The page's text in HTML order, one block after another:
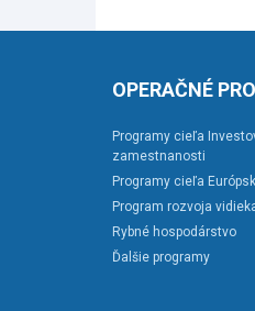
OPERAČNÉ
Programy cieľa
zamestnanosti
Programy cieľa
Program rozvoja
Rybné hospodárstvo
Ďalšie programy